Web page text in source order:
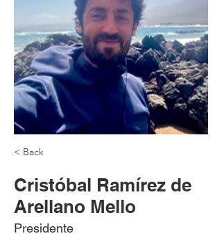
< Back
Cristóbal Ramírez de
Arellano Mello
Presidente